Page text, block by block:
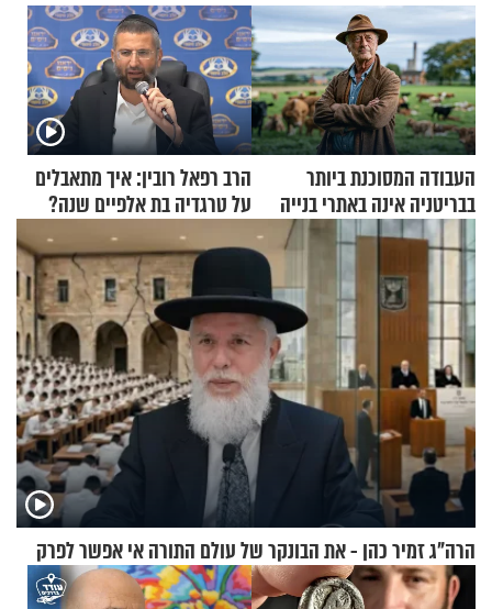
העבודה המסוכנת ביותר
בבריטניה אינה באתרי בנייה
אלא דווקא בשדות
הרב רפאל רובין: איך מתאבלים
על טרגדיה בת אלפיים שנה?
הרה"ג זמיר כהן - את הבונקר של עולם התורה אי אפשר לפרק